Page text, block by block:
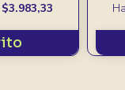
$3.983,33